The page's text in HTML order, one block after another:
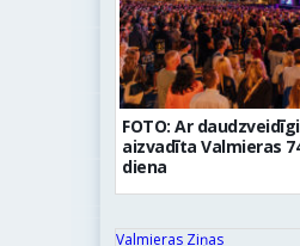
FOTO: Ar
aizvadīta Valmieras
diena
Valmieras Ziņas